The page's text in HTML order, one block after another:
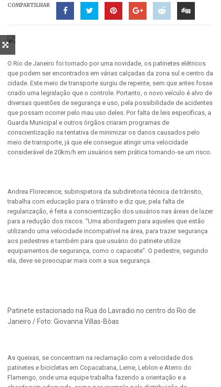
COMPARTILHAR
O Rio de Janeiro foi tomado por uma novidade, os patinetes elétricos
que podem ser encontrados em várias calçadas da zona sul e centro da
cidade. Este meio de transporte surgiu de repente, sem que antes fosse
criado uma legislação que o controle. Portanto, o novo veículo é alvo de
diversas questões de segurança e uso, pela possibilidade de acidentes
que possam ocorrer pelo mau uso deles. Por falta de leis específicas, a
Guarda Municipal e outros órgãos criaram programas de
conscientização na tentativa de minimizar os danos causados pelo
meio de transporte, já que ele consegue atingir uma velocidade
considerável de 20km/h em usuários sem prática tornando-se um risco.
Andrea Florecence, subinspetora da subdiretoria técnica de trânsito,
trabalha com educação para o trânsito e diz que, pela falta de
regularização, é feita a conscientização dos usuários nas áreas de lazer
para a redução dos riscos. “Uma abordagem para aqueles que estão
utilizando uma velocidade incompatível na área, para trazer segurança
aos pedestres e também para que usuário do patinete utilize
equipamentos de segurança, como o capacete”. O pedestre, segundo
ela, deve se preocupar mais com a sua segurança.
Patinete estacionado na Rua do Lavradio no centro do Rio de
Janeiro / Foto: Giovanna Villas-Bôas
As queixas, se concentram na reclamação com a velocidade dos
patinetes e bicicletas em Copacabana, Leme, Leblon e Aterro do
Flamengo, onde uma equipe trabalha fazendo a orientação e a